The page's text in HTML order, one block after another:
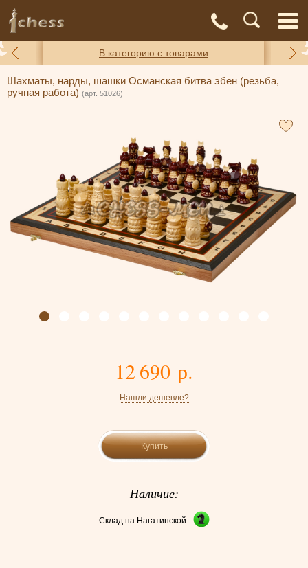
и оплата
В категорию с товарами
Шахматы, нарды, шашки Османская битва эбен (резьба,
ручная работа) (арт. 51026)
12 690 р.
Нашли дешевле?
Купить
Наличие:
Склад на Нагатинской